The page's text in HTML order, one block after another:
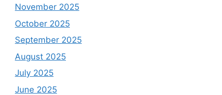
November 2025
October 2025
September 2025
August 2025
July 2025
June 2025